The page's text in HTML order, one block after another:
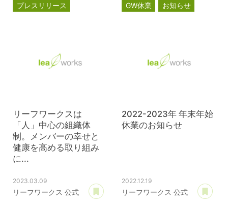
プレスリリース
GW休業 お知らせ
リーフワークスは
「人」中心の組織体
制。メンバーの幸せと
健康を高める取り組み
に...
2023.03.09
リーフワークス 公式
あとで読む
2022-2023年 年末年始
休業のお知らせ
2022.12.19
リーフワークス 公式